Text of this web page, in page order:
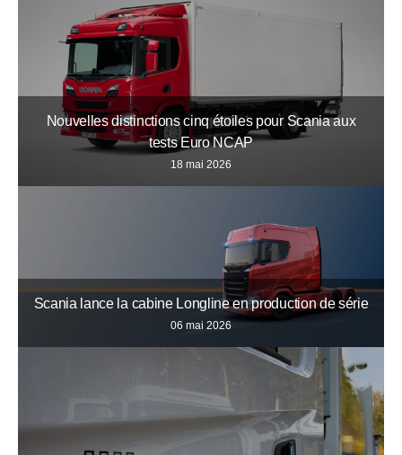
Nouvelles distinctions cinq étoiles pour Scania aux
tests Euro NCAP
18 mai 2026
Scania lance la cabine Longline en production de série
06 mai 2026